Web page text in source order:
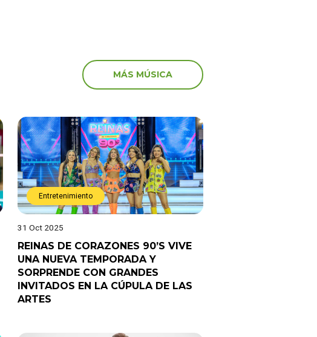
MÁS MÚSICA
Entretenimiento
31 Oct 2025
REINAS DE CORAZONES 90’S VIVE
UNA NUEVA TEMPORADA Y
SORPRENDE CON GRANDES
INVITADOS EN LA CÚPULA DE LAS
ARTES